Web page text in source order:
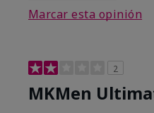
Marcar esta opinión
2
MKMen